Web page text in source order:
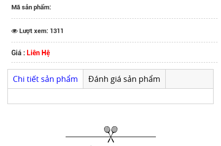
Mã sản phẩm:
Lượt xem: 1311
Giá : Liên Hệ
Chi tiết sản phẩm Đánh giá sản phẩm